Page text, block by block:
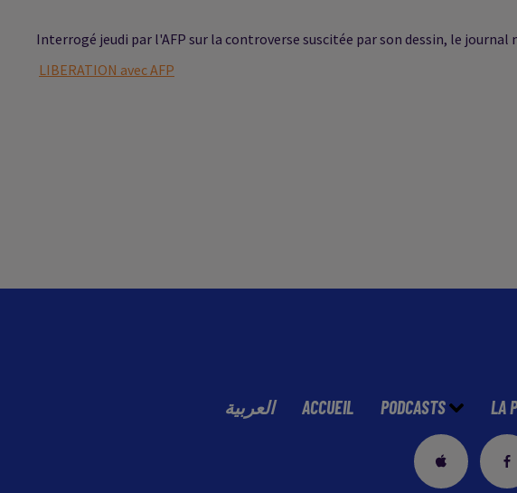
Interrogé jeudi par l'AFP sur la controverse suscitée par son dessin, le journal
LIBERATION avec AFP
العربية ACCUEIL PODCASTS LA